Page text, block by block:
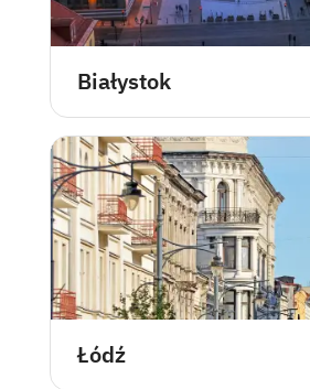
Białystok
Łódź